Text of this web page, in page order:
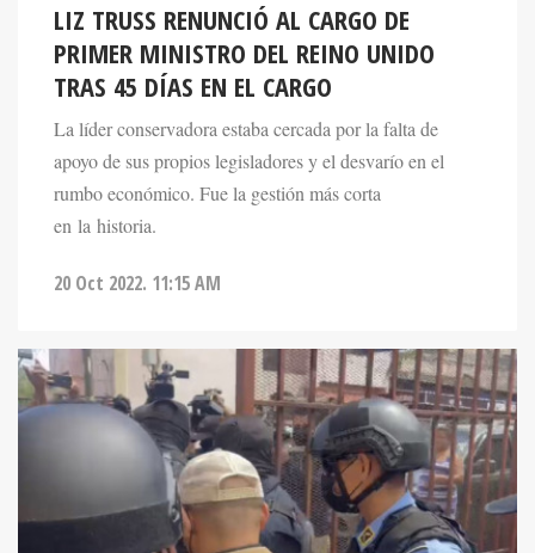
LIZ TRUSS RENUNCIÓ AL CARGO DE
PRIMER MINISTRO DEL REINO UNIDO
TRAS 45 DÍAS EN EL CARGO
La líder conservadora estaba cercada por la falta de
apoyo de sus propios legisladores y el desvarío en el
rumbo económico. Fue la gestión más corta
en la historia.
20 Oct 2022. 11:15 AM